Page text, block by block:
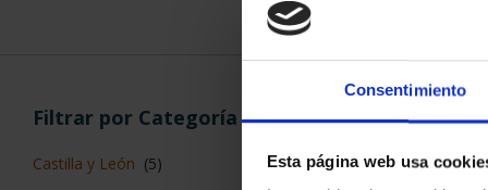
Consentimiento
Esta página web usa
Filtrar por Categoría
Castilla y León (5)